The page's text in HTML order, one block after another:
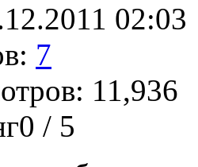
02:03
7
11,936
/ 5